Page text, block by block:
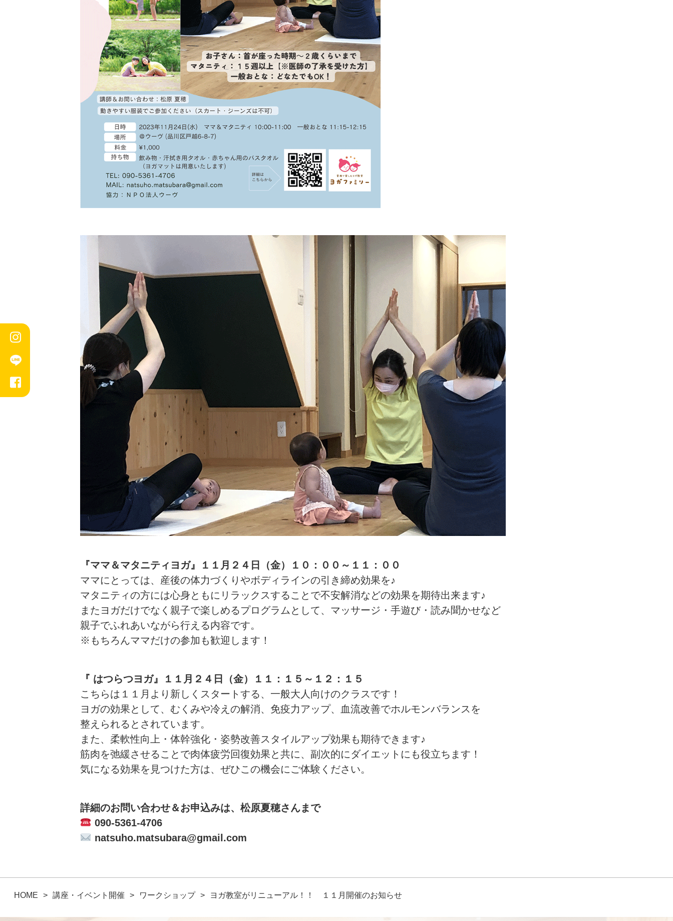
『ママ＆マタニティヨガ』
１１月２４日（金）１０：００～１１：００
ママにとっては、産後の体力づくりやボディラインの引き締め効果を♪
マタニティの方には心身ともにリラックスすることで不安解消などの効果を期待出来ます♪
またヨガだけでなく親子で楽しめるプログラムとして、マッサージ・手遊び・読み聞かせなど
親子でふれあいながら行える内容です。
※もちろんママだけの参加も歓迎します！
『 はつらつヨガ』
１１月２４日（金）１１：１５～１２：１５
こちらは１１月より新しくスタートする、一般大人向けのクラスです！
ヨガの効果として、むくみや冷えの解消、免疫力アップ、血流改善でホルモンバランスを
整えられるとされています。
また、柔軟性向上・体幹強化・姿勢改善スタイルアップ効果も期待できます♪
筋肉を弛緩させることで肉体疲労回復効果と共に、副次的にダイエットにも役立ちます！
気になる効果を見つけた方は、ぜひこの機会にご体験ください。
詳細のお問い合わせ＆お申込みは、松原夏穂さんまで
090-5361-4706
natsuho.matsubara@gmail.com
HOME 講座・イベント開催 ワークショップ ヨガ教室がリニューアル！！ １１月開催のお知らせ